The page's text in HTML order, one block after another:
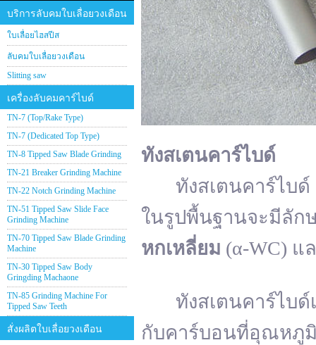
บริการลับคมใบเลื่อยวงเดือน
ใบเลื่อยไฮสปีส
ลับคมใบเลื่อยวงเดือน
Slitting saw
เครื่องลับคมคาร์ไบด์
TN-7 (Top/Rake Type)
TN-7 (Dedicated Top Type)
TN-8 Tipped Saw Blade Grinding
TN-21 Breaker Grinding Machine
TN-22 Notch Grinding Machine
TN-51 Tipped Saw Slide Face
Grinding Machine
TN-70 Tipped Saw Blade Grinding
Machine
TN-30 Tipped Saw Body
Gringding Machaone
TN-85 Grinding Machine For
Tipped Saw Teeth
สั่งผลิตใบเลื่อยวงเดือน
ทังสเตนคาร์ไบด์
ทังสเตนคาร์ไบด์ (
ในรูปพื้นฐานจะมีลัก
หกเหลี่ยม (α-WC) แ
ทังสเตนคาร์ไบด์เ
กับคาร์บอนที่อุณหภูมิ